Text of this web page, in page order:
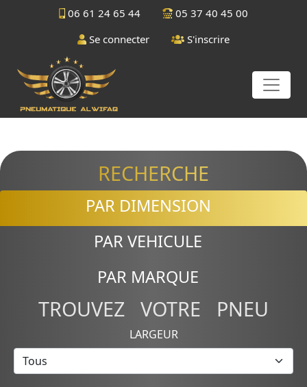
06 61 24 65 44
05 37 40 45 00
Se connecter
S'inscrire
RECHERCHE
PAR DIMENSION
PAR VEHICULE
PAR MARQUE
TROUVEZ VOTRE PNEU
LARGEUR